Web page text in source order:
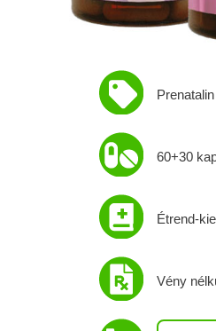
Prenatalin
60+30
Étrend-
Vény